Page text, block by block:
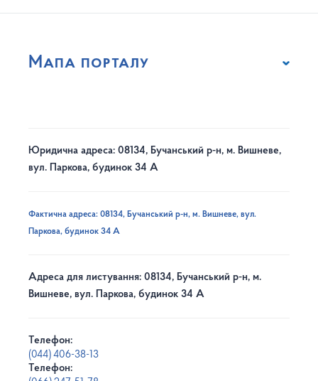
Мапа порталу
Юридична адреса: 08134, Бучанський р-н, м. Вишневе,
вул. Паркова, будинок 34 А
Фактична адреса: 08134, Бучанський р-н, м. Вишневе, вул.
Паркова, будинок 34 А
Адреса для листування: 08134, Бучанський р-н, м.
Вишневе, вул. Паркова, будинок 34 А
Телефон:
(044) 406-38-13
Телефон: